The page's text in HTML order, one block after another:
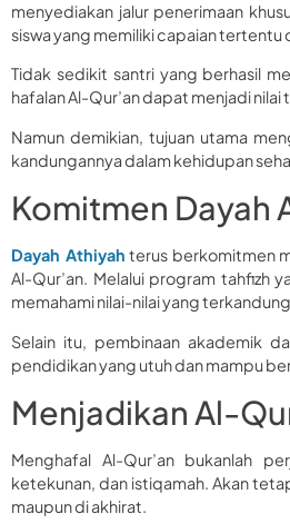
menyediakan jalur penerimaan
siswa yang memiliki capaian tertentu
Tidak sedikit santri yang berhasil
hafalan Al-Qur’an dapat menjadi
Namun demikian, tujuan utama
kandungannya dalam kehidupan
Komitmen Dayah
Dayah Athiyah terus berkomitmen
Al-Qur’an. Melalui program tahfizh
memahami nilai-nilai yang
Selain itu, pembinaan akademik
pendidikan yang utuh dan mampu
Menjadikan Al-
Menghafal Al-Qur’an bukanlah
ketekunan, dan istiqamah. Akan
maupun di akhirat.